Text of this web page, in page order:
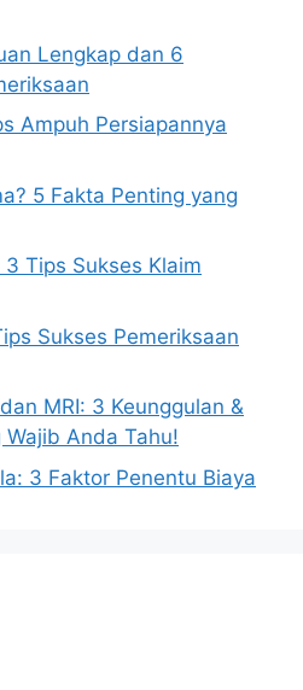
Lengkap dan 6
Ampuh Persiapannya
5 Fakta Penting yang
3 Tips Sukses Klaim
Sukses Pemeriksaan
MRI: 3 Keunggulan &
Anda Tahu!
3 Faktor Penentu Biaya